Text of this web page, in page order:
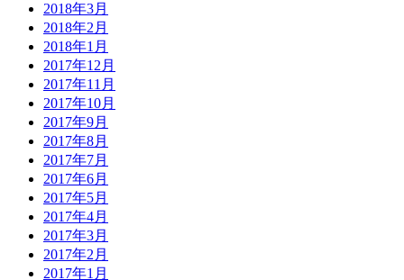
2018年3月
2018年2月
2018年1月
2017年12月
2017年11月
2017年10月
2017年9月
2017年8月
2017年7月
2017年6月
2017年5月
2017年4月
2017年3月
2017年2月
2017年1月